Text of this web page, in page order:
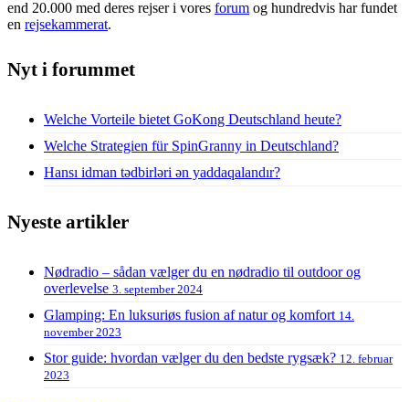
end 20.000 med deres rejser i vores forum og hundredvis har fundet
en rejsekammerat.
Nyt i forummet
Welche Vorteile bietet GoKong Deutschland heute?
Welche Strategien für SpinGranny in Deutschland?
Hansı idman tədbirləri ən yaddaqalandır?
Nyeste artikler
Nødradio – sådan vælger du en nødradio til outdoor og
overlevelse 3. september 2024
Glamping: En luksuriøs fusion af natur og komfort 14.
november 2023
Stor guide: hvordan vælger du den bedste rygsæk? 12. februar
2023